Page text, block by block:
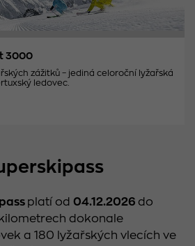
3000
zážitků – jediná celoroční lyžařská
ledovec.
platí od 04.12.2026 do
dokonale
a 180 lyžařských vlecích ve